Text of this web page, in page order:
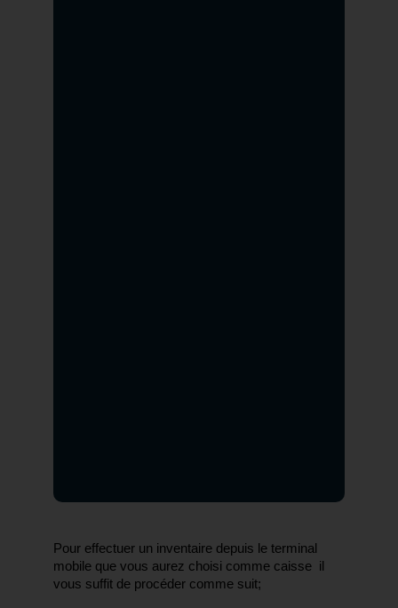
Pour effectuer un inventaire depuis le terminal
mobile que vous aurez choisi comme caisse  il
vous suffit de procéder comme suit;